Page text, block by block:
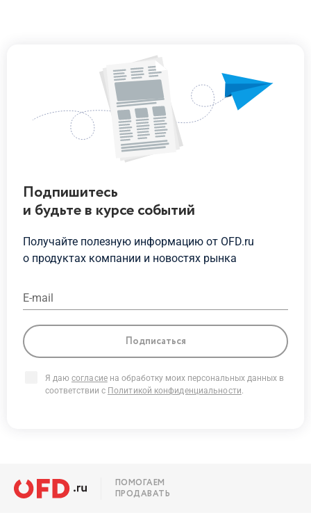
Подпишитесь
и будьтев курсесобытий
Получайте полезную информацию от OFD.ru
о продуктах компании и новостях рынка
E-mail
Подписаться
Я даю согласиена обработку моих персональных данных в
соответствии с Политикой конфиденциальности.
ПОМОГАЕМ
ПРОДАВАТЬ